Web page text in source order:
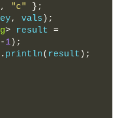
, "c"
};
, vals );
> result =
-1);
. println( result );